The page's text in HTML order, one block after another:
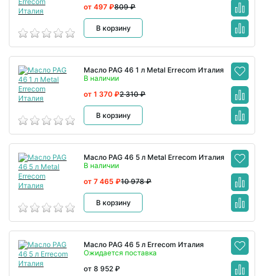
809 ₽
от 497 ₽
В корзину
Масло PAG 46 1 л Metal Errecom Италия
В наличии
2 310 ₽
от 1 370 ₽
В корзину
Масло PAG 46 5 л Metal Errecom Италия
В наличии
10 978 ₽
от 7 465 ₽
В корзину
Масло PAG 46 5 л Errecom Италия
Ожидается поставка
от 8 952 ₽